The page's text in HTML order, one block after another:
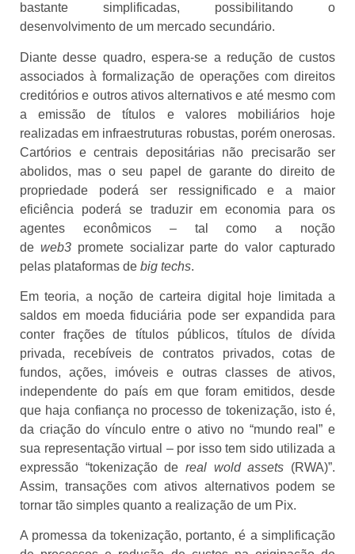
bastante simplificadas, possibilitando o
desenvolvimento de um mercado secundário.
Diante desse quadro, espera-se a redução de custos
associados à formalização de operações com direitos
creditórios e outros ativos alternativos e até mesmo com
a emissão de títulos e valores mobiliários hoje
realizadas em infraestruturas robustas, porém onerosas.
Cartórios e centrais depositárias não precisarão ser
abolidos, mas o seu papel de garante do direito de
propriedade poderá ser ressignificado e a maior
eficiência poderá se traduzir em economia para os
agentes econômicos – tal como a noção
de web3promete socializar parte do valor capturado
pelas plataformas de big techs.
Em teoria, a noção de carteira digital hoje limitada a
saldos em moeda fiduciária pode ser expandida para
conter frações de títulos públicos, títulos de dívida
privada, recebíveis de contratos privados, cotas de
fundos, ações, imóveis e outras classes de ativos,
independente do país em que foram emitidos, desde
que haja confiança no processo de tokenização, isto é,
da criação do vínculo entre o ativo no “mundo real” e
sua representação virtual – por isso tem sido utilizada a
expressão “tokenização de real wold assets (RWA)”.
Assim, transações com ativos alternativos podem se
tornar tão simples quanto a realização de um Pix.
A promessa da tokenização, portanto, é a simplificação